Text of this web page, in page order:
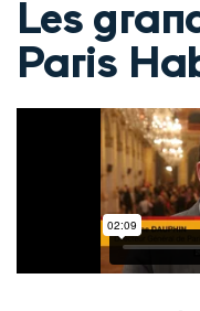
Les
Paris